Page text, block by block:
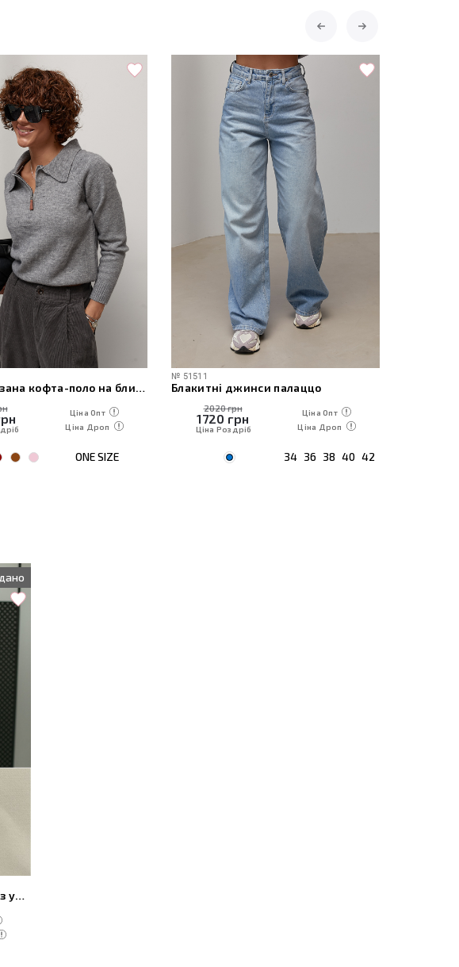
Жіноча в’язана кофта-поло на блискавці
Ціна Опт
Ціна Дроп
ONE SIZE
№ 51511
Блакитні джинси палаццо
2020 грн
1720 грн
Ціна Роздріб
Ціна Опт
Ціна Дроп
34 36 38 40 42
Піджак із зібраними рукавами з уцінкою